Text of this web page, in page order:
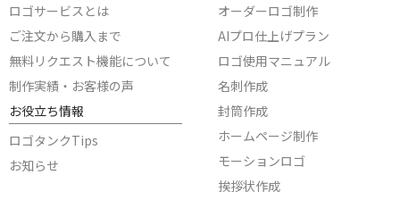
ロゴサービスとは
ご注文から購入まで
無料リクエスト機能について
制作実績・お客様の声
お役立ち情報
ロゴタンクTips
お知らせ
オーダーロゴ制作
AIプロ仕上げプラン
ロゴ使用マニュアル
名刺作成
封筒作成
ホームページ制作
モーションロゴ
挨拶状作成